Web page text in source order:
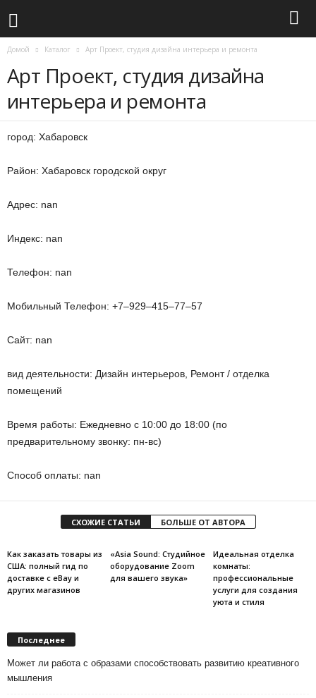
Домой Каталог Арт Проект, студия дизайна интерьера и ремонта
Арт Проект, студия дизайна
интерьера и ремонта
город: Хабаровск
Район: Хабаровск городской округ
Адрес: nan
Индекс: nan
Телефон: nan
Мобильный Телефон: +7‒929‒415‒77‒57
Сайт: nan
вид деятельности: Дизайн интерьеров, Ремонт / отделка
помещений
Время работы: Ежедневно с 10:00 до 18:00 (по
предварительному звонку: пн-вс)
Способ оплаты: nan
СХОЖИЕ СТАТЬИ БОЛЬШЕ ОТ АВТОРА
Как заказать товары из
США: полный гид по
доставке с eBay и
других магазинов
«Asia Sound: Студийное
оборудование Zoom
для вашего звука»
Идеальная отделка
комнаты:
профессиональные
услуги для создания
уюта и стиля
Последнее
Может ли работа с образами способствовать развитию креативного
мышления